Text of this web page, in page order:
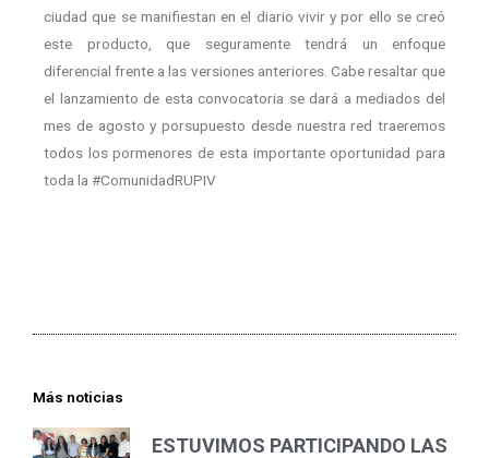
ciudad que se manifiestan en el diario vivir y por ello se creó
este producto, que seguramente tendrá un enfoque
diferencial frente a las versiones anteriores. Cabe resaltar que
el lanzamiento de esta convocatoria se dará a mediados del
mes de agosto y porsupuesto desde nuestra red traeremos
todos los pormenores de esta importante oportunidad para
toda la #ComunidadRUPIV
Más noticias
ESTUVIMOS PARTICIPANDO LAS